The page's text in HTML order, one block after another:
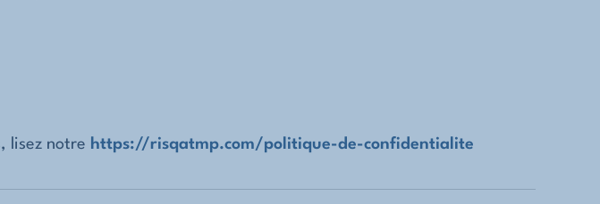
lisez notre https://risqatmp.com/politique-de-confidentialite